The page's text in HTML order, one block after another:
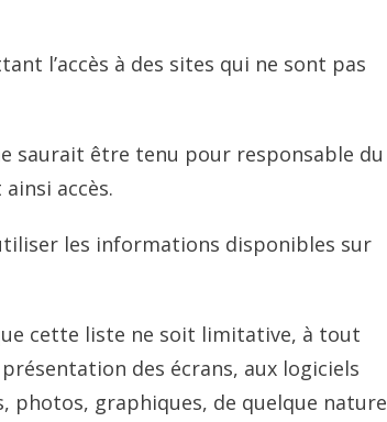
l’accès à des sites qui ne sont pas
saurait être tenu pour responsable du
accès.
les informations disponibles sur
cette liste ne soit limitative, à tout
des écrans, aux logiciels
photos, graphiques, de quelque nature